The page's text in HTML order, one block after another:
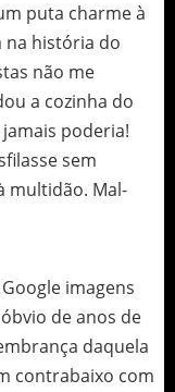
puta charme à
na história do
não me
a cozinha do
poderia!
sem
multidão. Mal-
imagens
de anos de
daquela
contrabaixo com